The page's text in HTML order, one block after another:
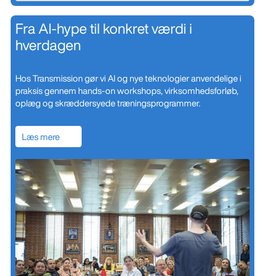
Fra AI-hype til konkret værdi i
hverdagen
Hos Transmission gør vi AI og nye teknologier anvendelige i
praksis gennem hands-on workshops, virksomhedsforløb,
oplæg og skræddersyede træningsprogrammer.
Læs mere